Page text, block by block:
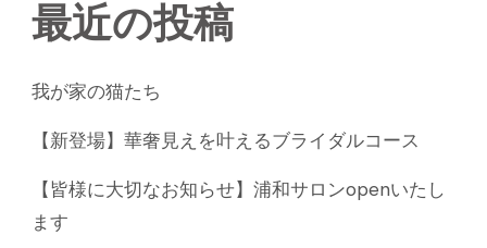
最近の投稿
我が家の猫たち
【新登場】華奢見えを叶えるブライダルコース
【皆様に大切なお知らせ】浦和サロンopenいたし
ます